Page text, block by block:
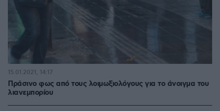
Πράσινο φως από τους λοιμωξιολόγους για το άνοιγμα του
λιανεμπορίου
15.01.2021, 14:17